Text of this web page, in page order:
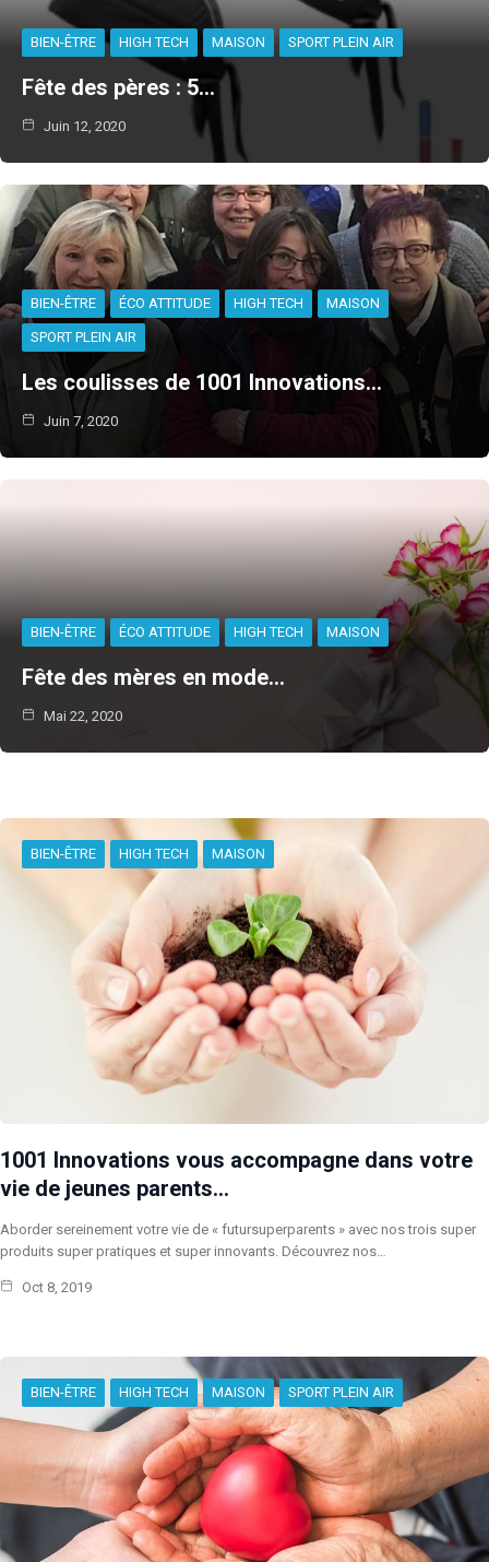
BIEN-ÊTRE HIGH TECH MAISON SPORT PLEIN AIR
Fête des pères : 5…
Juin 12, 2020
BIEN-ÊTRE ÉCO ATTITUDE HIGH TECH MAISON
SPORT PLEIN AIR
Les coulisses de 1001 Innovations…
Juin 7, 2020
BIEN-ÊTRE ÉCO ATTITUDE HIGH TECH MAISON
Fête des mères en mode…
Mai 22, 2020
BIEN-ÊTRE HIGH TECH MAISON
1001 Innovations vous accompagne dans votre
vie de jeunes parents…
Aborder sereinement votre vie de « futursuperparents » avec nos trois super
produits super pratiques et super innovants. Découvrez nos…
Oct 8, 2019
BIEN-ÊTRE HIGH TECH MAISON SPORT PLEIN AIR